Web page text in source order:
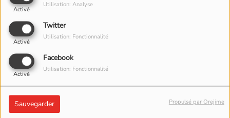
Activé
Utilisation: Analyse
Twitter
Activé
Utilisation: Fonctionnalité
Facebook
Activé
Utilisation: Fonctionnalité
Sauvegarder Propulsé par Orejime
ÉCOUTER LE PODCAST TÉLÉCHARGER LE PODCAST